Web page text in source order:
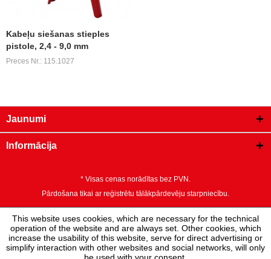
Kabeļu siešanas stieples
pistole, 2,4 - 9,0 mm
Preces Nr.: 115.1027
Jaunumi
Informācija
* Visas cenas norādītas bez PVN.
Pārdošana tikai ar reģistrētu tālākpārdevēju starpniecību.
This website uses cookies, which are necessary for the technical
operation of the website and are always set. Other cookies, which
increase the usability of this website, serve for direct advertising or
simplify interaction with other websites and social networks, will only